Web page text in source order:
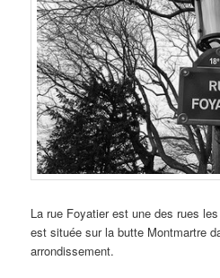
La rue Foyatier est une des rues
est située sur la butte Montmartre
arrondissement.